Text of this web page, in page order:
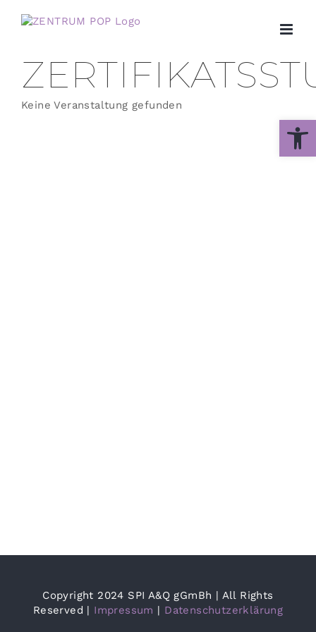
Inhalt
Keine Veranstaltung gefunden
Copyright 2024 SPI A&Q gGmBh | All Rights
Reserved | Impressum | Datenschutzerklärung